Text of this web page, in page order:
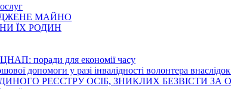
МАЙНО
ЇХ РОДИН
ЦНАП: поради для економії часу
допомоги у разі інвалідності волонтера
РЕЄСТРУ ОСІБ, ЗНИКЛИХ БЕЗВІСТИ